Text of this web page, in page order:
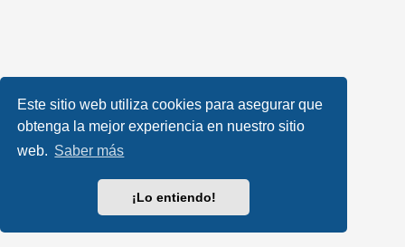
Este sitio web utiliza cookies para asegurar que
obtenga la mejor experiencia en nuestro sitio
web. Saber más
¡Lo entiendo!